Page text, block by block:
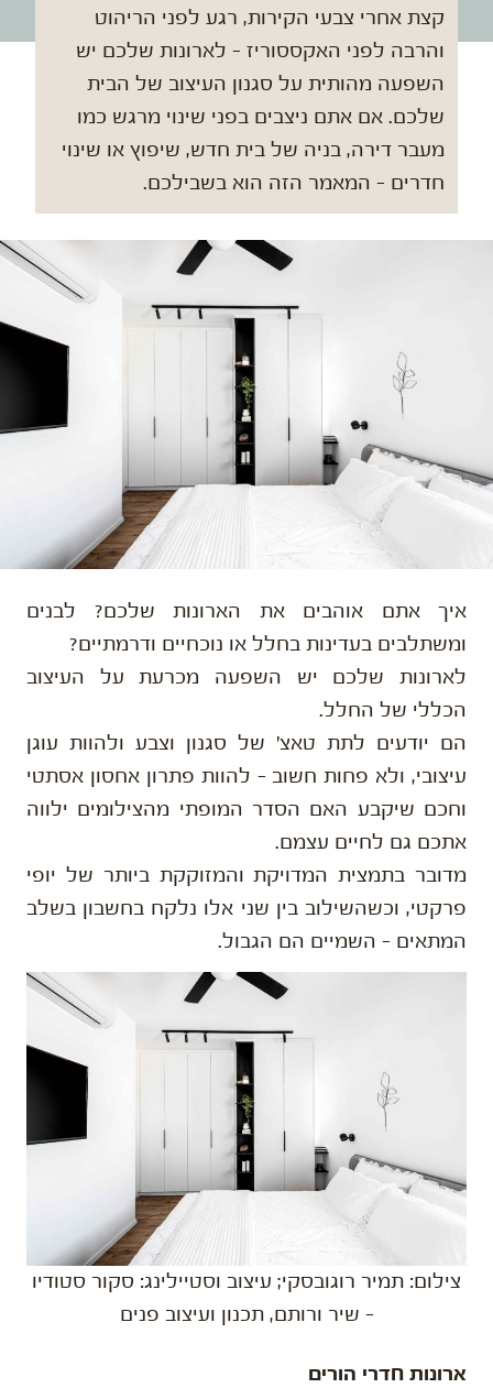
קצת אחרי צבעי הקירות, רגע לפני הריהוט
והרבה לפני האקססוריז - לארונות שלכם יש
השפעה מהותית על סגנון העיצוב של הבית
שלכם. אם אתם ניצבים בפני שינוי מרגש כמו
מעבר דירה, בניה של בית חדש, שיפוץ או שינוי
חדרים - המאמר הזה הוא בשבילכם.
איך אתם אוהבים את הארונות שלכם? לבנים
ומשתלבים בעדינות בחלל או נוכחיים ודרמתיים?
לארונות שלכם יש השפעה מכרעת על העיצוב
הכללי של החלל.
הם יודעים לתת טאצ' של סגנון וצבע ולהוות עוגן
עיצובי, ולא פחות חשוב – להוות פתרון אחסון אסתטי
וחכם שיקבע האם הסדר המופתי מהצילומים ילווה
אתכם גם לחיים עצמם.
מדובר בתמצית המדויקת והמזוקקת ביותר של יופי
פרקטי, וכשהשילוב בין שני אלו נלקח בחשבון בשלב
המתאים – השמיים הם הגבול.
צילום: תמיר רוגובסקי; עיצוב וסטיילינג: סקור סטודיו
– שיר ורותם, תכנון ועיצוב פנים
ארונות חדרי הורים